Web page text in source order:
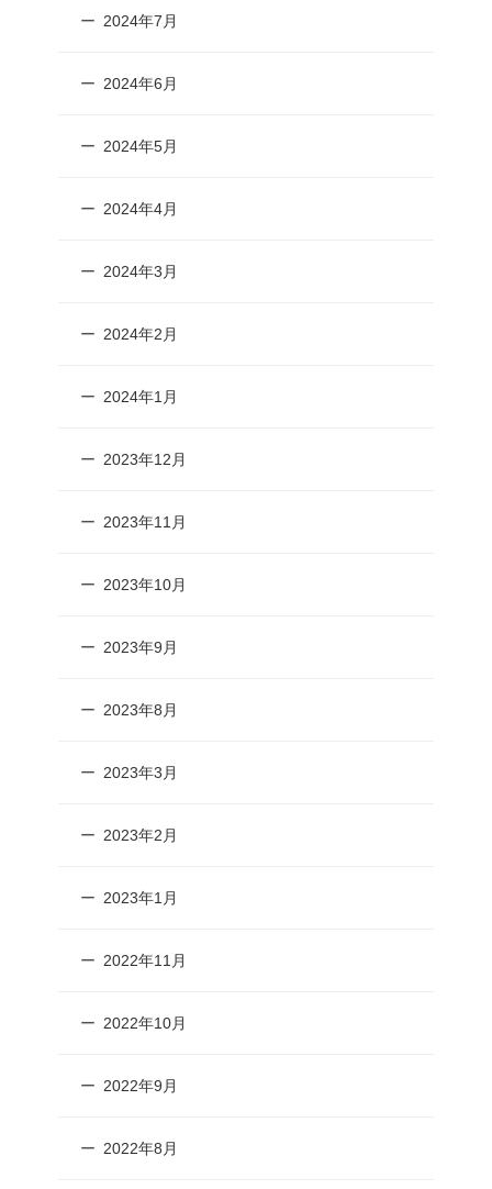
2024年7月
2024年6月
2024年5月
2024年4月
2024年3月
2024年2月
2024年1月
2023年12月
2023年11月
2023年10月
2023年9月
2023年8月
2023年3月
2023年2月
2023年1月
2022年11月
2022年10月
2022年9月
2022年8月